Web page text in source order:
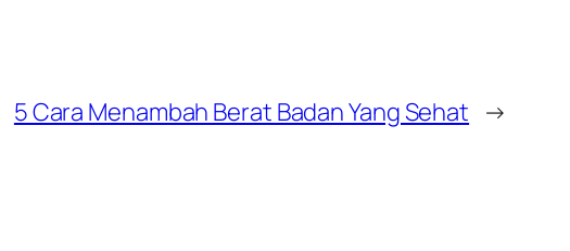
5 Cara Menambah Berat Badan Yang Sehat →